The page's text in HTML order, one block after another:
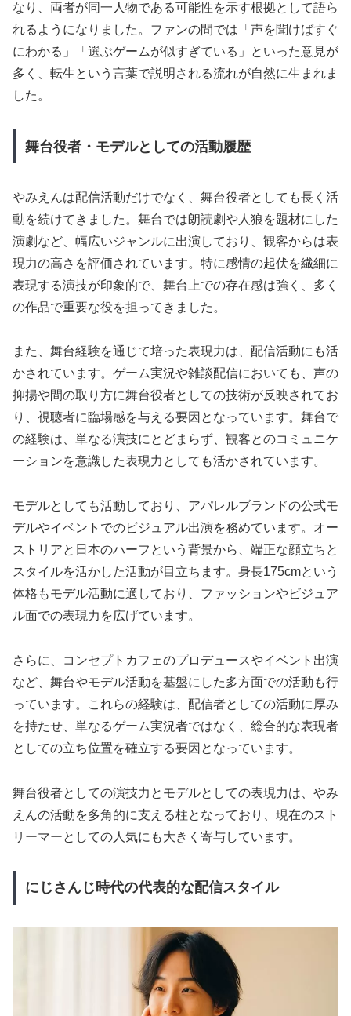
なり、両者が同一人物である可能性を示す根拠として語ら
れるようになりました。ファンの間では「声を聞けばすぐ
にわかる」「選ぶゲームが似すぎている」といった意見が
多く、転生という言葉で説明される流れが自然に生まれま
した。
舞台役者・モデルとしての活動履歴
やみえんは配信活動だけでなく、舞台役者としても長く活
動を続けてきました。舞台では朗読劇や人狼を題材にした
演劇など、幅広いジャンルに出演しており、観客からは表
現力の高さを評価されています。特に感情の起伏を繊細に
表現する演技が印象的で、舞台上での存在感は強く、多く
の作品で重要な役を担ってきました。
また、舞台経験を通じて培った表現力は、配信活動にも活
かされています。ゲーム実況や雑談配信においても、声の
抑揚や間の取り方に舞台役者としての技術が反映されてお
り、視聴者に臨場感を与える要因となっています。舞台で
の経験は、単なる演技にとどまらず、観客とのコミュニケ
ーションを意識した表現力としても活かされています。
モデルとしても活動しており、アパレルブランドの公式モ
デルやイベントでのビジュアル出演を務めています。オー
ストリアと日本のハーフという背景から、端正な顔立ちと
スタイルを活かした活動が目立ちます。身長175cmという
体格もモデル活動に適しており、ファッションやビジュア
ル面での表現力を広げています。
さらに、コンセプトカフェのプロデュースやイベント出演
など、舞台やモデル活動を基盤にした多方面での活動も行
っています。これらの経験は、配信者としての活動に厚み
を持たせ、単なるゲーム実況者ではなく、総合的な表現者
としての立ち位置を確立する要因となっています。
舞台役者としての演技力とモデルとしての表現力は、やみ
えんの活動を多角的に支える柱となっており、現在のスト
リーマーとしての人気にも大きく寄与しています。
にじさんじ時代の代表的な配信スタイル